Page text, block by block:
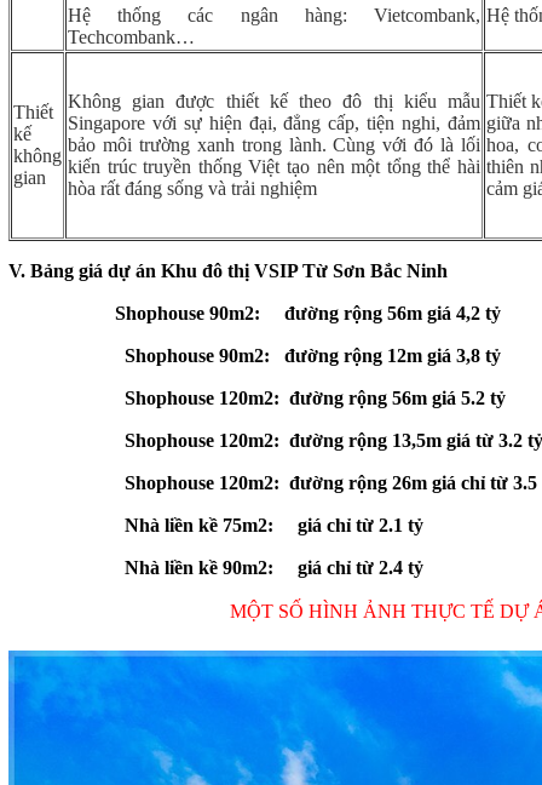
Hệ thống các ngân hàng: Vietcombank,
Techcombank…
Hệ
Thiết
kế
không
gian
Không gian được thiết kế theo đô thị kiểu mẫu
Singapore với sự hiện đại, đẳng cấp, tiện nghi, đảm
bảo môi trường xanh trong lành. Cùng với đó là lối
kiến trúc truyền thống Việt tạo nên một tổng thể hài
hòa rất đáng sống và trải nghiệm
Thiết
giữa
hoa,
thiên
cảm
V. Bảng giá dự án Khu đô thị VSIP Từ Sơn Bắc Ninh
Shophouse 90m2: đường rộng 56m giá 4,2 tỷ
Shophouse 90m2: đường rộng 12m giá 3,8 tỷ
Shophouse 120m2: đường rộng 56m giá 5.2 tỷ
Shophouse 120m2: đường rộng 13,5m giá từ 3.2
Shophouse 120m2: đường rộng 26m giá chỉ từ 3.5
Nhà liền kề 75m2: giá chỉ từ 2.1 tỷ
Nhà liền kề 90m2: giá chỉ từ 2.4 tỷ
MỘT SỐ HÌNH ẢNH THỰC TẾ DỰ